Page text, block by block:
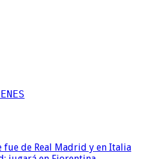
fue de Real Madrid y en Italia